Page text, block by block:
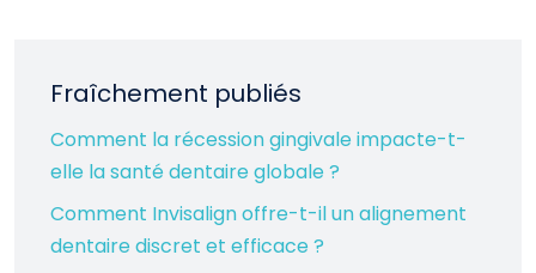
Fraîchement publiés
Comment la récession gingivale impacte-t-
elle la santé dentaire globale ?
Comment Invisalign offre-t-il un alignement
dentaire discret et efficace ?